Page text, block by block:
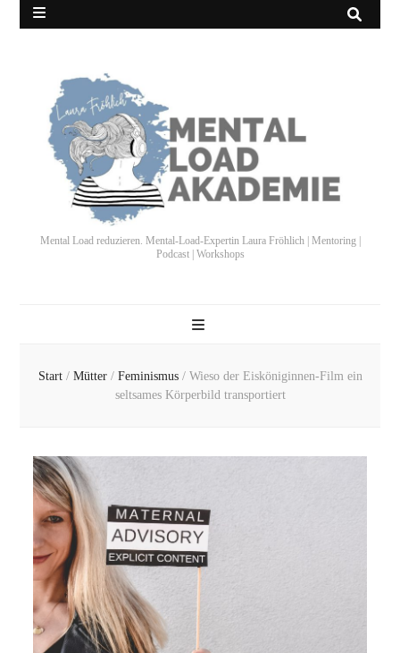
Mental Load reduzieren. Mental-Load-Expertin Laura Fröhlich | Mentoring |
Podcast | Workshops
Start / Mütter / Feminismus / Wieso der Eisköniginnen-Film ein
seltsames Körperbild transportiert